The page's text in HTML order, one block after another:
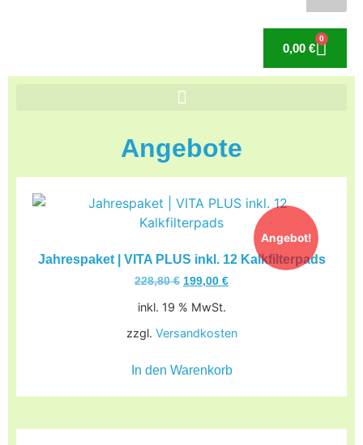
0,00 €
0
Angebote
Angebot!
Jahrespaket | VITA PLUS inkl. 12 Kalkfilterpads
228,80€ 199,00 €
inkl. 19 % MwSt.
zzgl. Versandkosten
In den Warenkorb